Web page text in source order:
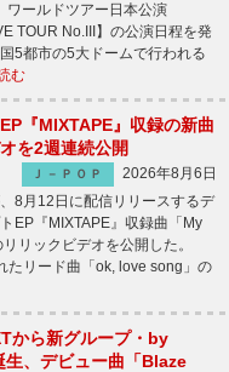
ールドツアー日本公演
TOUR No.III】の公演日程を発
5都市の5大ドームで行われる
む
『MIXTAPE』収録の新曲
を2週連続公開
Ｊ－ＰＯＰ
2026年8月6日
8月12日に配信リリースするデ
EP『MIXTAPE』収録曲「My
リリックビデオを公開した。
たリード曲「ok, love song」の
から新グループ・by
、デビュー曲「Blaze